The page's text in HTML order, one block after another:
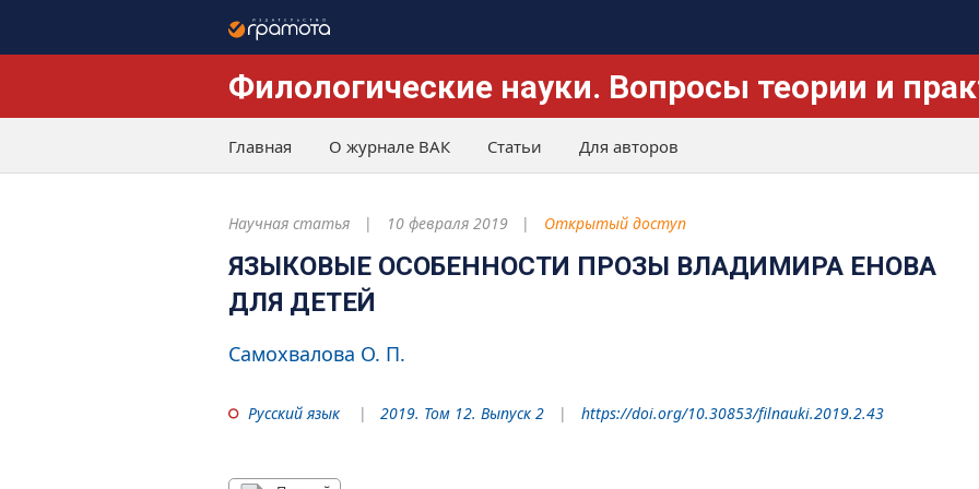
Филологические науки. Вопросы теории и
Главная О журнале ВАК Статьи Для авторов
Научная статья 10 февраля 2019 Открытый доступ
ЯЗЫКОВЫЕ ОСОБЕННОСТИ ПРОЗЫ ВЛАДИМИРА ЕНОВА
ДЛЯ ДЕТЕЙ
Самохвалова О. П.
Русский язык 2019. Том 12. Выпуск 2 https://doi.org/10.30853/filnauki.2019.2.43